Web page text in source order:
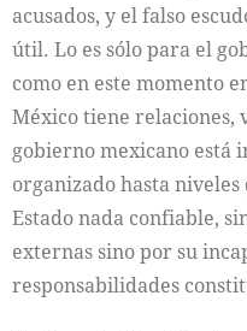
acusados, y el falso
útil. Lo es sólo para el
como en este momento
México tiene relaciones,
gobierno mexicano
organizado hasta
Estado nada confiable,
externas sino por su
responsabilidades